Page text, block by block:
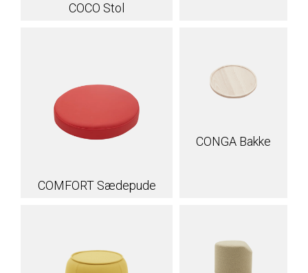
COCO Stol
COMFORT Sædepude
CONGA Bakke